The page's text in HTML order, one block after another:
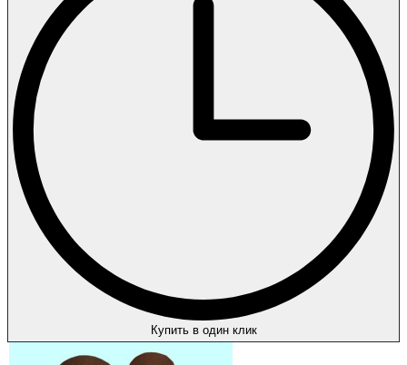
Купить в один клик